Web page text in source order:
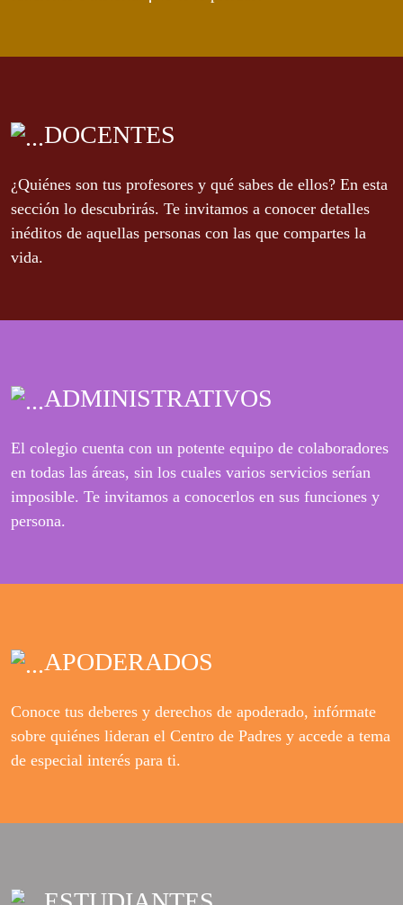
DOCENTES
¿Quiénes son tus profesores y qué sabes de ellos? En esta
sección lo descubrirás. Te invitamos a conocer detalles
inéditos de aquellas personas con las que compartes la
vida.
ADMINISTRATIVOS
El colegio cuenta con un potente equipo de colaboradores
en todas las áreas, sin los cuales varios servicios serían
imposible. Te invitamos a conocerlos en sus funciones y
persona.
APODERADOS
Conoce tus deberes y derechos de apoderado, infórmate
sobre quiénes lideran el Centro de Padres y accede a tema
de especial interés para ti.